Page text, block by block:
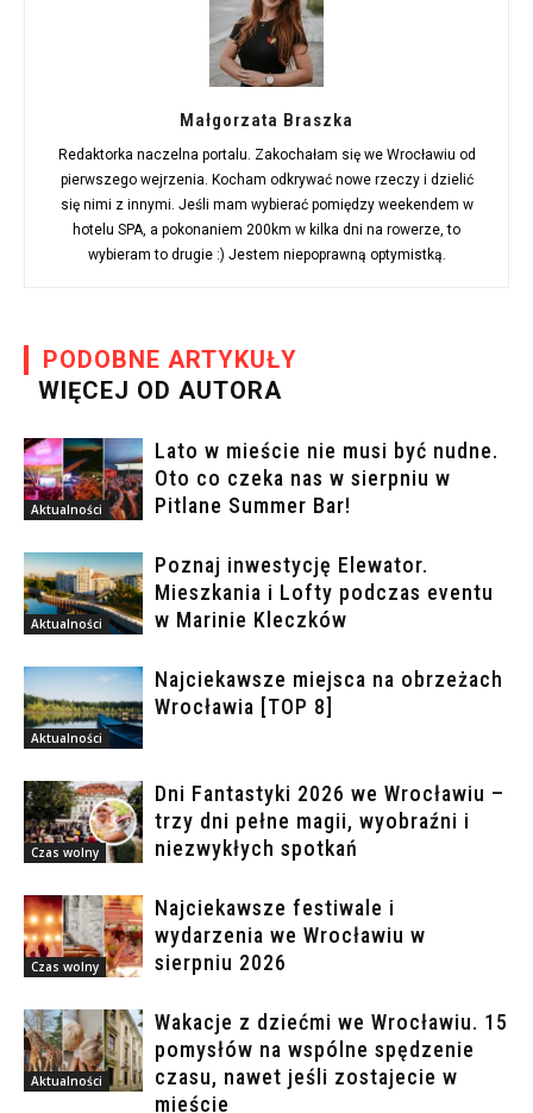
Małgorzata Braszka
Redaktorka naczelna portalu. Zakochałam się we Wrocławiu od
pierwszego wejrzenia. Kocham odkrywać nowe rzeczy i dzielić
się nimi z innymi. Jeśli mam wybierać pomiędzy weekendem w
hotelu SPA, a pokonaniem 200km w kilka dni na rowerze, to
wybieram to drugie :) Jestem niepoprawną optymistką.
PODOBNE ARTYKUŁY
WIĘCEJ OD AUTORA
Aktualności
Lato w mieście nie musi być nudne.
Oto co czeka nas w sierpniu w
Pitlane Summer Bar!
Aktualności
Poznaj inwestycję Elewator.
Mieszkania i Lofty podczas eventu
w Marinie Kleczków
Aktualności
Najciekawsze miejsca na obrzeżach
Wrocławia [TOP 8]
Czas wolny
Dni Fantastyki 2026 we Wrocławiu –
trzy dni pełne magii, wyobraźni i
niezwykłych spotkań
Czas wolny
Najciekawsze festiwale i
wydarzenia we Wrocławiu w
sierpniu 2026
Aktualności
Wakacje z dziećmi we Wrocławiu. 15
pomysłów na wspólne spędzenie
czasu, nawet jeśli zostajecie w
mieście